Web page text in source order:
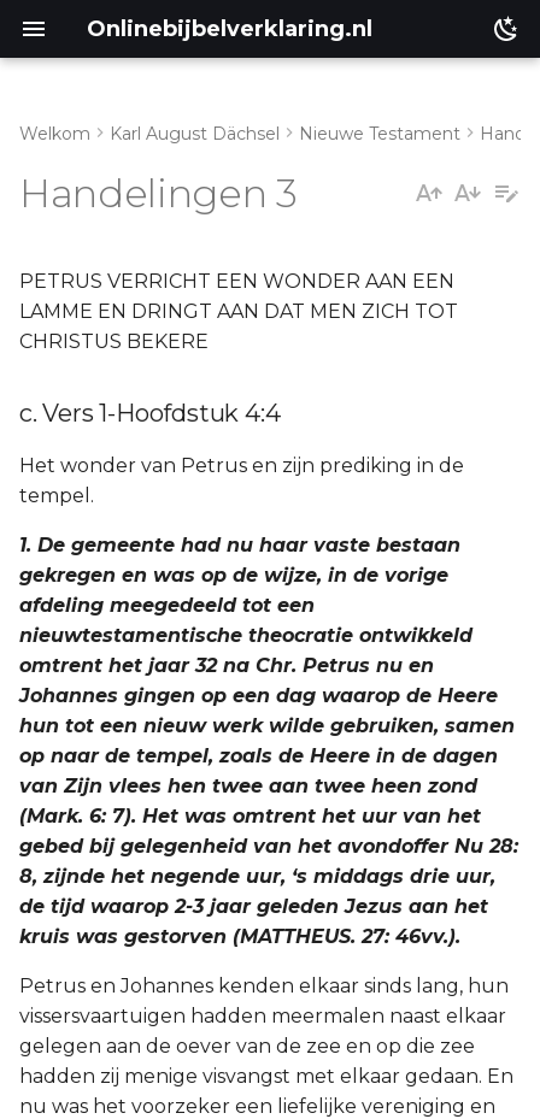
Onlinebijbelverklaring.nl
Éxodus
Leviticus
Numeri
Ruth
Joël
Jona
Hábakuk
Welkom Karl August Dächsel Nieuwe Testament
Handelingen 3
PETRUS VERRICHT EEN WONDER AAN EEN
LAMME EN DRINGT AAN DAT MEN ZICH TOT
CHRISTUS BEKERE
c. Vers 1-Hoofdstuk 4:4
Het wonder van Petrus en zijn prediking in de
tempel.
1. De gemeente had nu haar vaste bestaan
gekregen en was op de wijze, in de vorige
afdeling meegedeeld tot een
nieuwtestamentische theocratie ontwikkeld
omtrent het jaar 32 na Chr. Petrus nu en
Johannes gingen op een dag waarop de Heere
hun tot een nieuw werk wilde gebruiken, samen
op naar de tempel, zoals de Heere in de dagen
van Zijn vlees hen twee aan twee heen zond
(Mark. 6: 7). Het was omtrent het uur van het
gebed bij gelegenheid van het avondoffer Nu 28:
8, zijnde het negende uur, ‘s middags drie uur,
de tijd waarop 2-3 jaar geleden Jezus aan het
kruis was gestorven (MATTHEUS. 27: 46vv.).
Petrus en Johannes kenden elkaar sinds lang, hun
vissersvaartuigen hadden meermalen naast elkaar
gelegen aan de oever van de zee en op die zee
hadden zij menige visvangst met elkaar gedaan. En
nu was het voorzeker een liefelijke vereniging en